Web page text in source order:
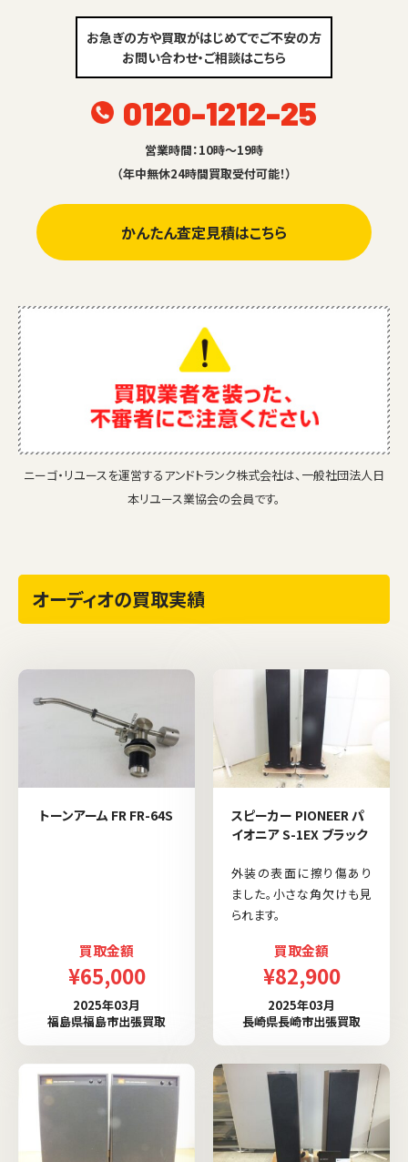
お急ぎの方や買取がはじめてでご不安の方
お問い合わせ・ご相談はこちら
0120-1212-25
営業時間：10時～19時
（年中無休24時間買取受付可能！）
かんたん査定見積はこちら
ニーゴ・リユースを運営するアンドトランク株式会社は、一般社団法人日
本リユース業協会の会員です。
オーディオの買取実績
トーンアーム FR FR-64S
買取金額
¥65,000
2025年03月
福島県福島市出張買取
スピーカー PIONEER パ
イオニア S-1EX ブラック
外装の表面に擦り傷あり
ました。小さな角欠けも見
られます。
買取金額
¥82,900
2025年03月
長崎県長崎市出張買取